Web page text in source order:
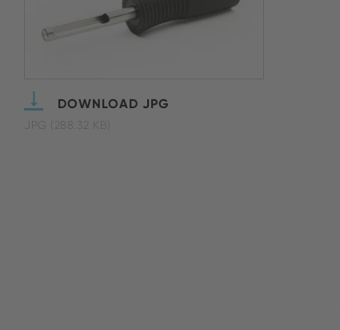
DOWNLOAD JPG